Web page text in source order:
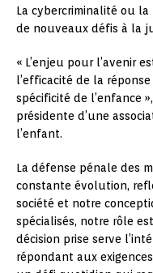
La cybercriminalité ou
de nouveaux défis à la
« L’enjeu pour l’avenir
l’efficacité de la
spécificité de l’enfance
présidente d’une
l’enfant.
La défense pénale des
constante évolution,
société et notre
spécialisés, notre rôle
décision prise serve
répondant aux